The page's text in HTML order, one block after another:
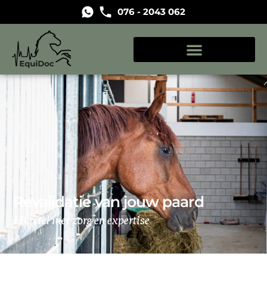
076 - 2043 062
Revalidatie van jouw paard
Herstel met zorg en expertise